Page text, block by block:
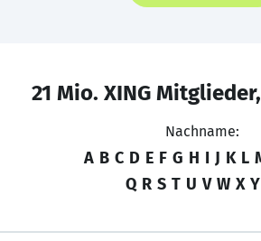
21 Mio. XING
Nachname:
A B C D E F G H I J K L
Q R S T U V W X Y